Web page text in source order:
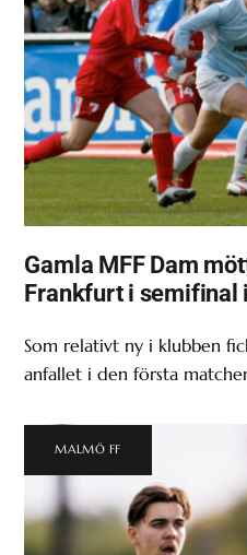
Gamla MFF Dam
Frankfurt i semifinal
Som relativt ny i klubben
anfallet i den första
MALMÖ FF